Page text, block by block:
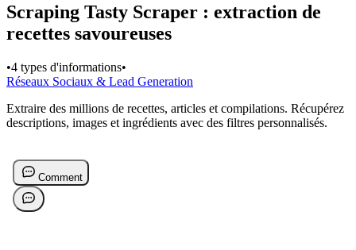
Scraping Tasty Scraper : extraction de
recettes savoureuses
•4 types d'informations•
Réseaux Sociaux & Lead Generation
Extraire des millions de recettes, articles et compilations. Récupérez
descriptions, images et ingrédients avec des filtres personnalisés.